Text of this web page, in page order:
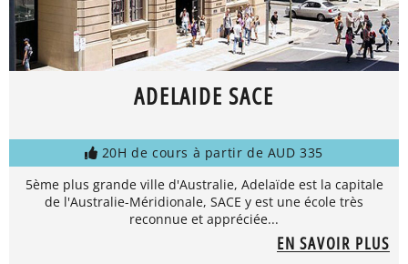
ADELAIDE SACE
20H de cours à partir de AUD 335
5ème plus grande ville d'Australie, Adelaïde est la capitale
de l'Australie-Méridionale, SACE y est une école très
reconnue et appréciée...
EN SAVOIR PLUS